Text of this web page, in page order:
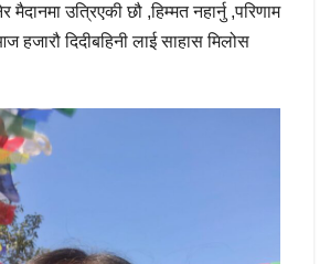
उत्रिएकी छौ ,हिम्मत नहार्नु ,परिणाम
दिदीबहिनी लाई साहास मिलोस